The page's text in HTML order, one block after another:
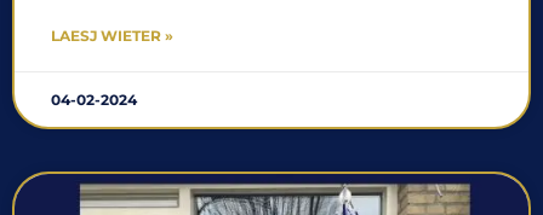
LAESJ WIETER »
04-02-2024